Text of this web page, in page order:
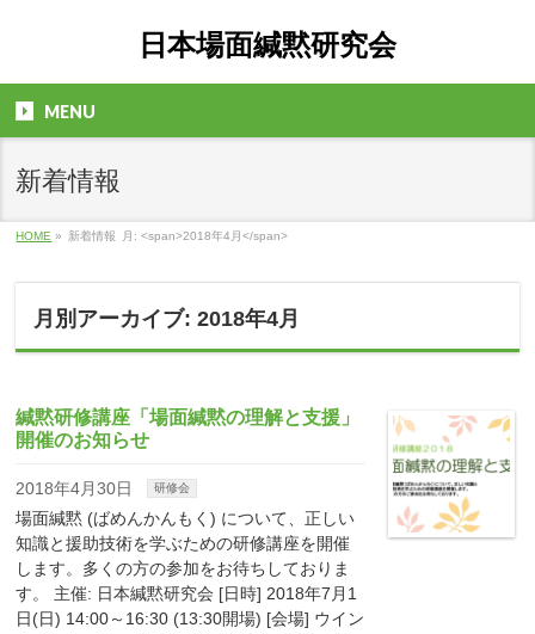
日本場面緘黙研究会
MENU
新着情報
HOME » 新着情報 月: <span>2018年4月</span>
月別アーカイブ: 2018年4月
緘黙研修講座「場面緘黙の理解と支援」
開催のお知らせ
2018年4月30日 研修会
場面緘黙 (ばめんかんもく) について、正しい
知識と援助技術を学ぶための研修講座を開催
します。多くの方の参加をお待ちしておりま
す。 主催: 日本緘黙研究会 [日時] 2018年7月1
日(日) 14:00～16:30 (13:30開場) [会場] ウイン